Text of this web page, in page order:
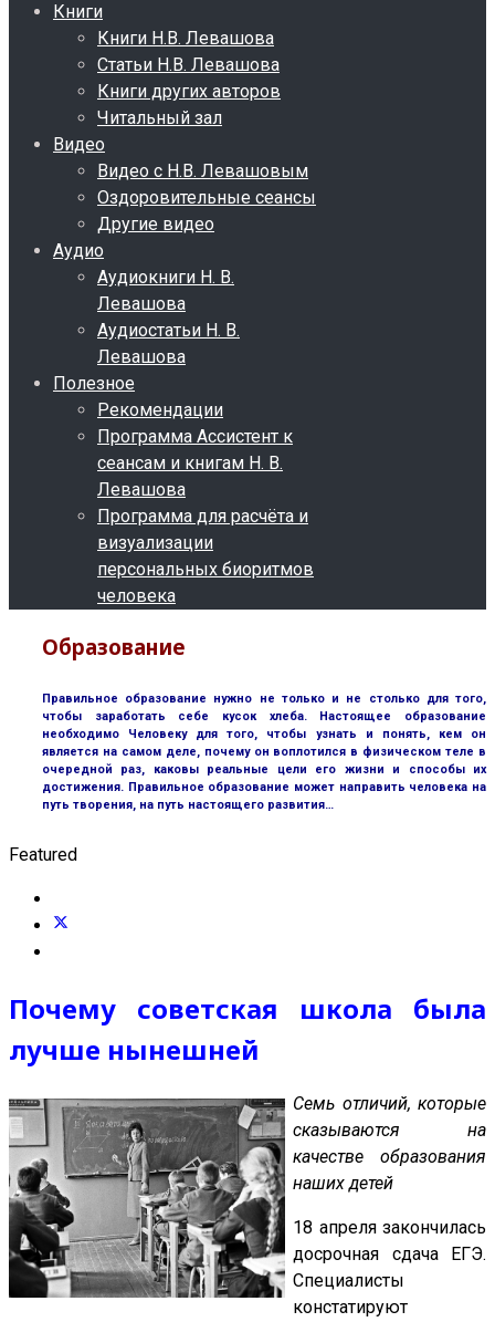
Книги
Книги Н.В. Левашова
Статьи Н.В. Левашова
Книги других авторов
Читальный зал
Видео
Видео с Н.В. Левашовым
Оздоровительные сеансы
Другие видео
Аудио
Аудиокниги Н. В.
Левашова
Аудиостатьи Н. В.
Левашова
Полезное
Рекомендации
Программа Ассистент к
сеансам и книгам Н. В.
Левашова
Программа для расчёта и
визуализации
персональных биоритмов
человека
Образование
Правильное образование нужно не только и не столько для того,
чтобы заработать себе кусок хлеба. Настоящее образование
необходимо Человеку для того, чтобы узнать и понять, кем он
является на самом деле, почему он воплотился в физическом теле в
очередной раз, каковы реальные цели его жизни и способы их
достижения. Правильное образование может направить человека на
путь творения, на путь настоящего развития…
Featured
Почему советская школа была
лучше нынешней
Семь отличий, которые
сказываются на
качестве образования
наших детей
18 апреля закончилась
досрочная сдача ЕГЭ.
Специалисты
констатируют